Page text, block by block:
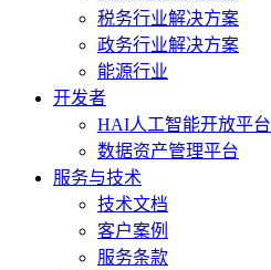
税务行业解决方案
政务行业解决方案
能源行业
开发者
HAI人工智能开放平台
数据资产管理平台
服务与技术
技术文档
客户案例
服务条款